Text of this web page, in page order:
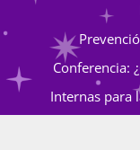
Atención
Conferencia:
Internas para